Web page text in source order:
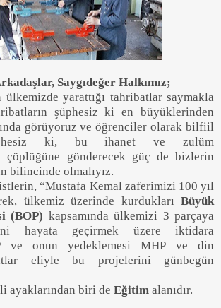
Saygıdeğer Halkımız;
ülkemizde yarattığı tahribatlar saymakla
şüphesiz ki en büyüklerinden
görüyoruz ve öğrenciler olarak bilfiil
ki, bu ihanet ve zulüm
çöplüğüne gönderecek güç de bizlerin
bilincinde olmalıyız.
, “Mustafa Kemal zaferimizi 100 yıl
, ülkemiz üzerinde kurduklarıBüyük
(BOP) kapsamında ülkemizi 3 parçaya
hayata geçirmek üzere iktidara
ve onun yedeklemesi MHP ve din
ar eliyle bu projelerini günbegün
ayaklarından biri de Eğitim alanıdır.